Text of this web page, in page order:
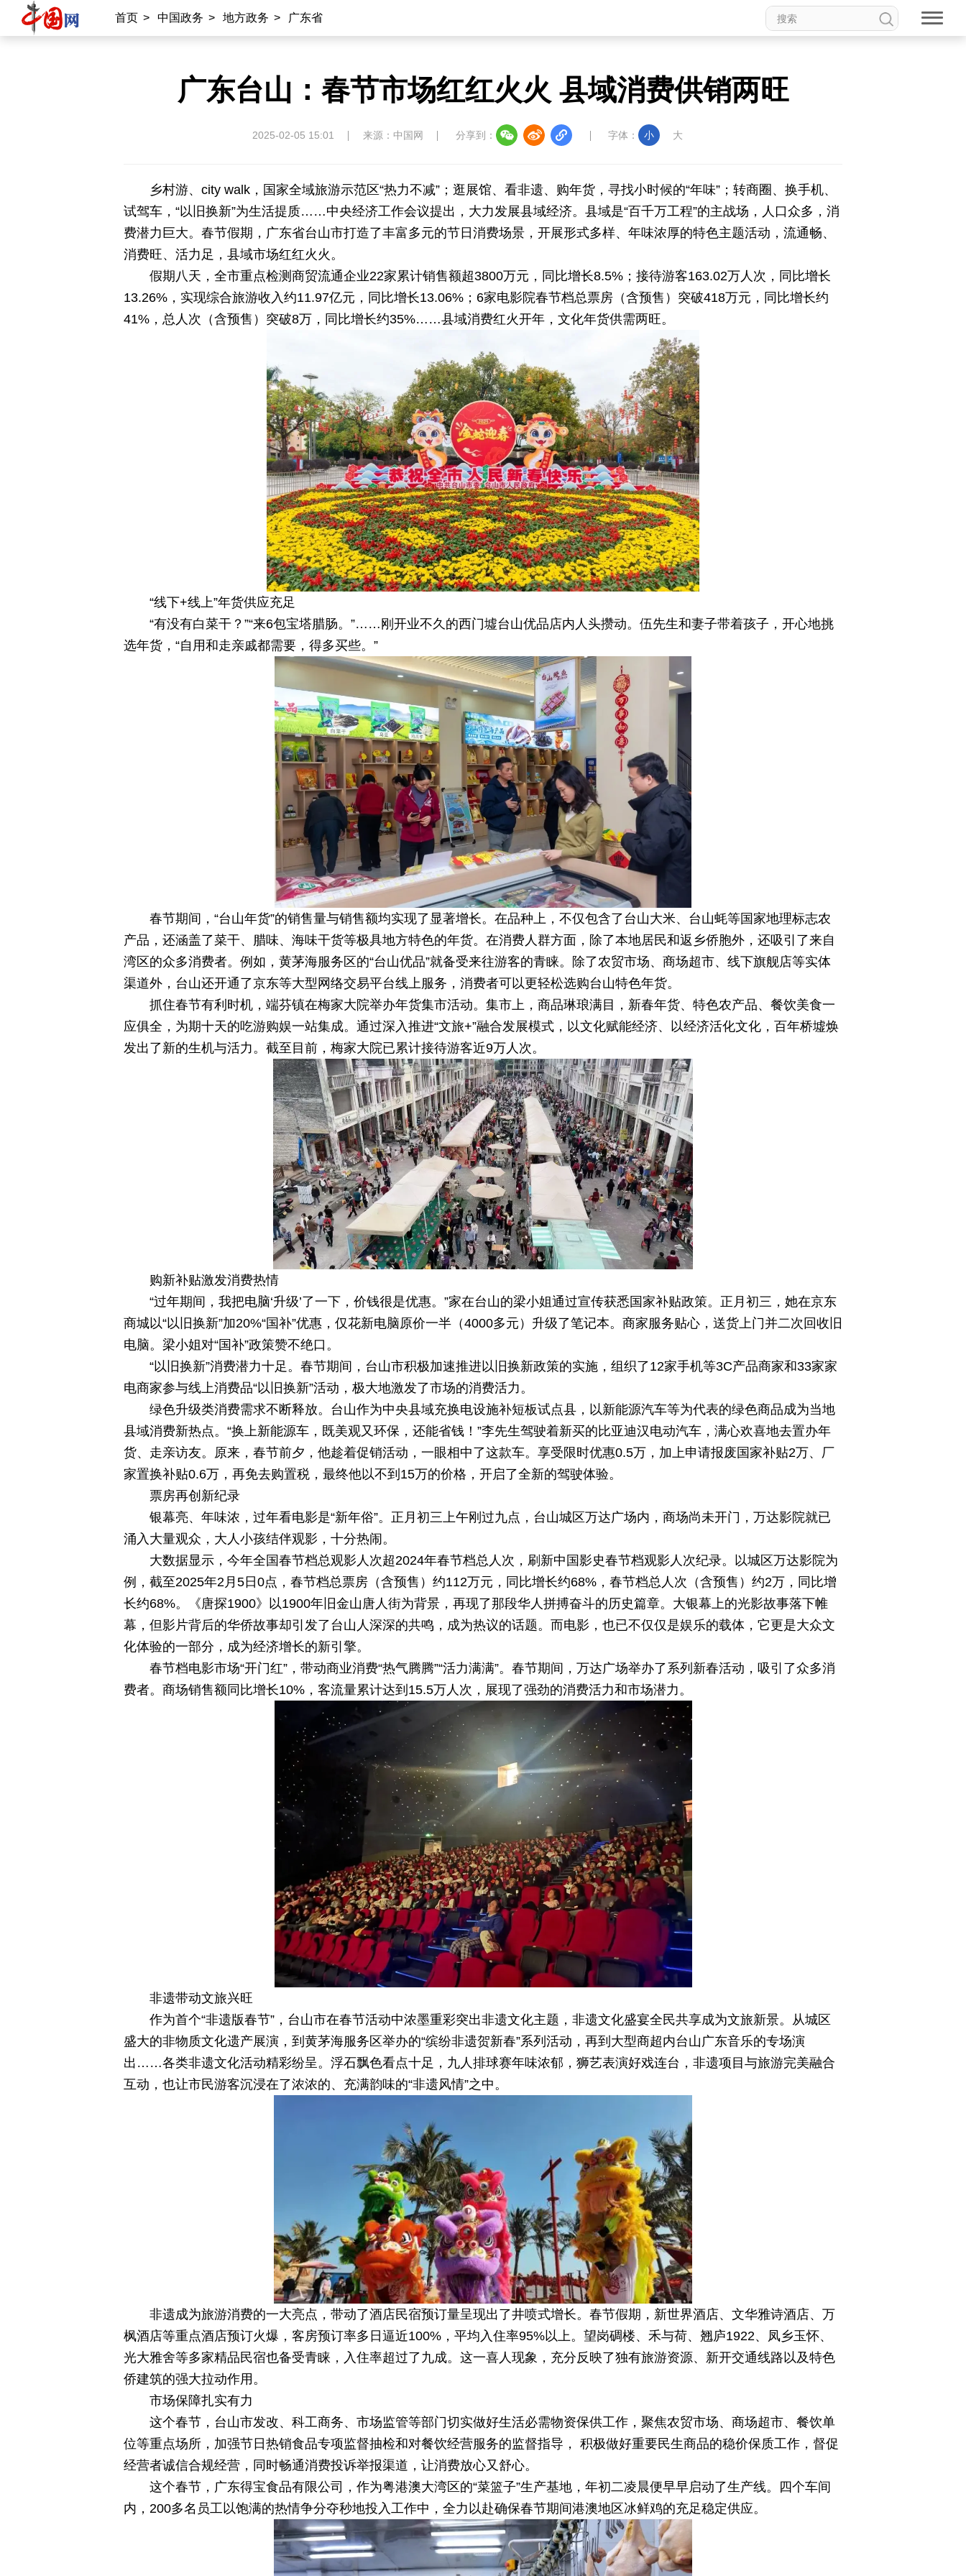
首页 > 中国政务 > 地方政务 > 广东省
广东台山：春节市场红红火火 县域消费供销两旺
2025-02-05 15:01 来源：中国网 分享到： 字体： 小 大
乡村游、city walk，国家全域旅游示范区“热力不减”；逛展馆、看非遗、购年货，寻找小时候的“年味”；转商圈、换手机、
试驾车，“以旧换新”为生活提质……中央经济工作会议提出，大力发展县域经济。县域是“百千万工程”的主战场，人口众多，消
费潜力巨大。春节假期，广东省台山市打造了丰富多元的节日消费场景，开展形式多样、年味浓厚的特色主题活动，流通畅、
消费旺、活力足，县域市场红红火火。
假期八天，全市重点检测商贸流通企业22家累计销售额超3800万元，同比增长8.5%；接待游客163.02万人次，同比增长
13.26%，实现综合旅游收入约11.97亿元，同比增长13.06%；6家电影院春节档总票房（含预售）突破418万元，同比增长约
41%，总人次（含预售）突破8万，同比增长约35%……县域消费红火开年，文化年货供需两旺。
“线下+线上”年货供应充足
“有没有白菜干？”“来6包宝塔腊肠。”……刚开业不久的西门墟台山优品店内人头攒动。伍先生和妻子带着孩子，开心地挑
选年货，“自用和走亲戚都需要，得多买些。”
春节期间，“台山年货”的销售量与销售额均实现了显著增长。在品种上，不仅包含了台山大米、台山蚝等国家地理标志农
产品，还涵盖了菜干、腊味、海味干货等极具地方特色的年货。在消费人群方面，除了本地居民和返乡侨胞外，还吸引了来自
湾区的众多消费者。例如，黄茅海服务区的“台山优品”就备受来往游客的青睐。除了农贸市场、商场超市、线下旗舰店等实体
渠道外，台山还开通了京东等大型网络交易平台线上服务，消费者可以更轻松选购台山特色年货。
抓住春节有利时机，端芬镇在梅家大院举办年货集市活动。集市上，商品琳琅满目，新春年货、特色农产品、餐饮美食一
应俱全，为期十天的吃游购娱一站集成。通过深入推进“文旅+”融合发展模式，以文化赋能经济、以经济活化文化，百年桥墟焕
发出了新的生机与活力。截至目前，梅家大院已累计接待游客近9万人次。
购新补贴激发消费热情
“过年期间，我把电脑‘升级’了一下，价钱很是优惠。”家在台山的梁小姐通过宣传获悉国家补贴政策。正月初三，她在京东
商城以“以旧换新”加20%“国补”优惠，仅花新电脑原价一半（4000多元）升级了笔记本。商家服务贴心，送货上门并二次回收旧
电脑。梁小姐对“国补”政策赞不绝口。
“以旧换新”消费潜力十足。春节期间，台山市积极加速推进以旧换新政策的实施，组织了12家手机等3C产品商家和33家家
电商家参与线上消费品“以旧换新”活动，极大地激发了市场的消费活力。
绿色升级类消费需求不断释放。台山作为中央县域充换电设施补短板试点县，以新能源汽车等为代表的绿色商品成为当地
县域消费新热点。“换上新能源车，既美观又环保，还能省钱！”李先生驾驶着新买的比亚迪汉电动汽车，满心欢喜地去置办年
货、走亲访友。原来，春节前夕，他趁着促销活动，一眼相中了这款车。享受限时优惠0.5万，加上申请报废国家补贴2万、厂
家置换补贴0.6万，再免去购置税，最终他以不到15万的价格，开启了全新的驾驶体验。
票房再创新纪录
银幕亮、年味浓，过年看电影是“新年俗”。正月初三上午刚过九点，台山城区万达广场内，商场尚未开门，万达影院就已
涌入大量观众，大人小孩结伴观影，十分热闹。
大数据显示，今年全国春节档总观影人次超2024年春节档总人次，刷新中国影史春节档观影人次纪录。以城区万达影院为
例，截至2025年2月5日0点，春节档总票房（含预售）约112万元，同比增长约68%，春节档总人次（含预售）约2万，同比增
长约68%。《唐探1900》以1900年旧金山唐人街为背景，再现了那段华人拼搏奋斗的历史篇章。大银幕上的光影故事落下帷
幕，但影片背后的华侨故事却引发了台山人深深的共鸣，成为热议的话题。而电影，也已不仅仅是娱乐的载体，它更是大众文
化体验的一部分，成为经济增长的新引擎。
春节档电影市场“开门红”，带动商业消费“热气腾腾”“活力满满”。春节期间，万达广场举办了系列新春活动，吸引了众多消
费者。商场销售额同比增长10%，客流量累计达到15.5万人次，展现了强劲的消费活力和市场潜力。
非遗带动文旅兴旺
作为首个“非遗版春节”，台山市在春节活动中浓墨重彩突出非遗文化主题，非遗文化盛宴全民共享成为文旅新景。从城区
盛大的非物质文化遗产展演，到黄茅海服务区举办的“缤纷非遗贺新春”系列活动，再到大型商超内台山广东音乐的专场演
出……各类非遗文化活动精彩纷呈。浮石飘色看点十足，九人排球赛年味浓郁，狮艺表演好戏连台，非遗项目与旅游完美融合
互动，也让市民游客沉浸在了浓浓的、充满韵味的“非遗风情”之中。
非遗成为旅游消费的一大亮点，带动了酒店民宿预订量呈现出了井喷式增长。春节假期，新世界酒店、文华雅诗酒店、万
枫酒店等重点酒店预订火爆，客房预订率多日逼近100%，平均入住率95%以上。望岗碉楼、禾与荷、翘庐1922、凤乡玉怀、
光大雅舍等多家精品民宿也备受青睐，入住率超过了九成。这一喜人现象，充分反映了独有旅游资源、新开交通线路以及特色
侨建筑的强大拉动作用。
市场保障扎实有力
这个春节，台山市发改、科工商务、市场监管等部门切实做好生活必需物资保供工作，聚焦农贸市场、商场超市、餐饮单
位等重点场所，加强节日热销食品专项监督抽检和对餐饮经营服务的监督指导， 积极做好重要民生商品的稳价保质工作，督促
经营者诚信合规经营，同时畅通消费投诉举报渠道，让消费放心又舒心。
这个春节，广东得宝食品有限公司，作为粤港澳大湾区的“菜篮子”生产基地，年初二凌晨便早早启动了生产线。四个车间
内，200多名员工以饱满的热情争分夺秒地投入工作中，全力以赴确保春节期间港澳地区冰鲜鸡的充足稳定供应。